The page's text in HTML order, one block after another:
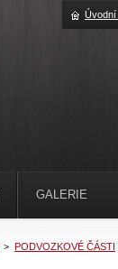
> PODVOZKOVÉ ČÁSTI
GALERIE